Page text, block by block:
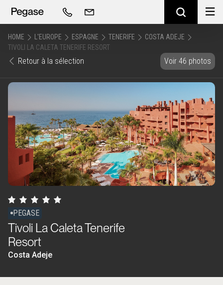
HOME L'EUROPE ESPAGNE TENERIFE
COSTA ADEJE
TIVOLI LA CALETA TENERIFE RESORT
Retour à la sélection Voir 46 photos
PEGASE
Tivoli La Caleta Tenerife
Resort
Costa Adeje